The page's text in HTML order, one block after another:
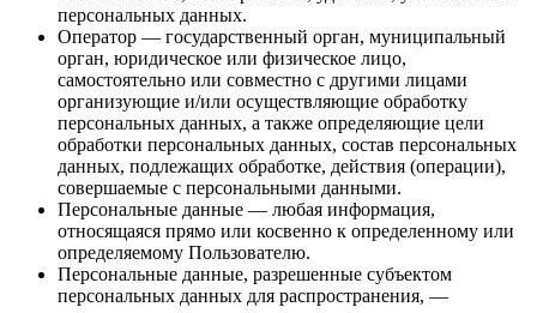
персональных данных.
Оператор — государственный орган, муниципальный
орган, юридическое или физическое лицо,
самостоятельно или совместно с другими лицами
организующие и/или осуществляющие обработку
персональных данных, а также определяющие цели
обработки персональных данных, состав персональных
данных, подлежащих обработке, действия (операции),
совершаемые с персональными данными.
Персональные данные — любая информация,
относящаяся прямо или косвенно к определенному или
определяемому Пользователю.
Персональные данные, разрешенные субъектом
персональных данных для распространения, —